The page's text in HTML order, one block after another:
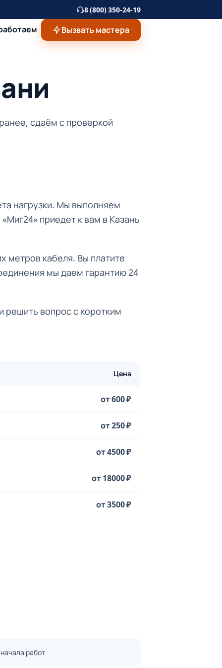
8 (800) 350-24-19
Вызвать мастера
сдаём с проверкой
нагрузки. Мы выполняем
приедет к вам в Казань
метров кабеля. Вы платите
мы даем гарантию 24
решить вопрос с коротким
Цена
от 600 ₽
от 250 ₽
от 4500 ₽
от 18000 ₽
от 3500 ₽
работ